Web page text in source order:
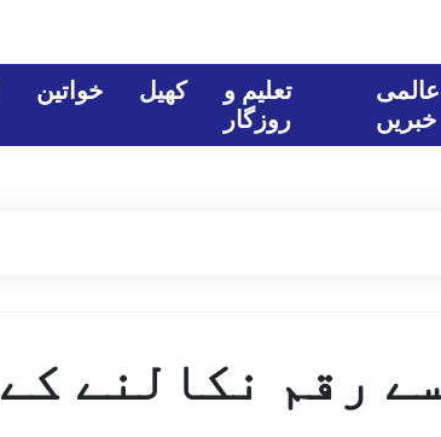
عالمی
خبریں
تعلیم و
روزگار
کھیل خواتین
رقم نکالنے کے